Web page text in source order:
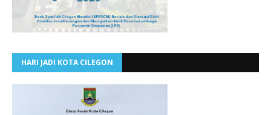
HARI JADI KOTA CILEGON